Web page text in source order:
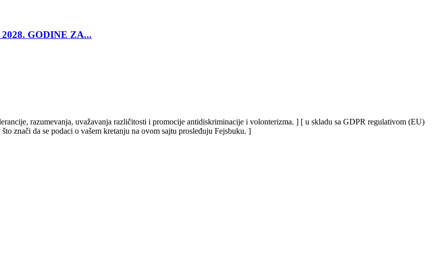
GODINE ZA...
razumevanja, uvažavanja različitosti i promocije antidiskriminacije i volonterizma. ] [ u skladu sa GDPR regulativom (EU)
znači da se podaci o vašem kretanju na ovom sajtu prosleđuju Fejsbuku. ]